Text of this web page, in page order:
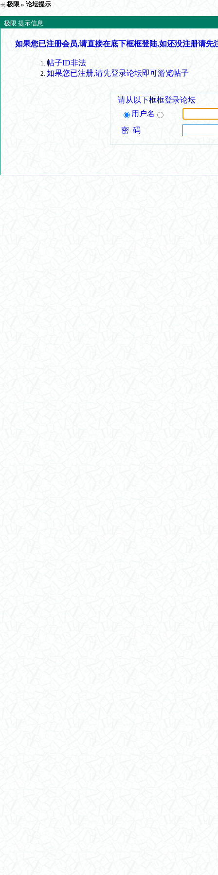
极限 » 论坛提示
极限 提示信息
如果您已注册会员,请直接在底下框框登陆,如还没注册请先
帖子ID非法
如果您已注册,请先登录论坛即可游览帖子
请从以下框框登录论坛
用户名
密 码